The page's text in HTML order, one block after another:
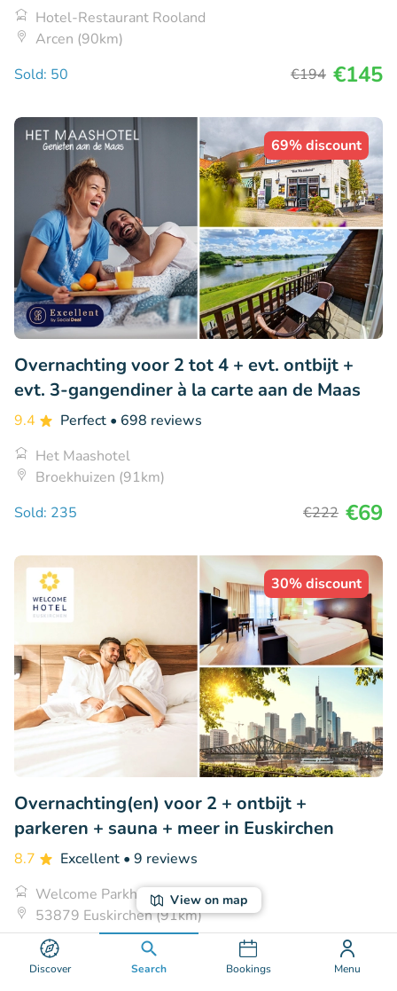
Discover Search Bookings Menu
View on map
Hotel-Restaurant Rooland
Arcen (90km)
Sold: 50
€194 €145
69% discount
Overnachting voor 2 tot 4 + evt. ontbijt +
evt. 3-gangendiner à la carte aan de Maas
9.4 Perfect • 698 reviews
Het Maashotel
Broekhuizen (91km)
Sold: 235
€222 €69
30% discount
Overnachting(en) voor 2 + ontbijt +
parkeren + sauna + meer in Euskirchen
8.7 Excellent • 9 reviews
Welcome Parkhotel Euskirchen
53879 Euskirchen (91km)
Sold: 77
€142